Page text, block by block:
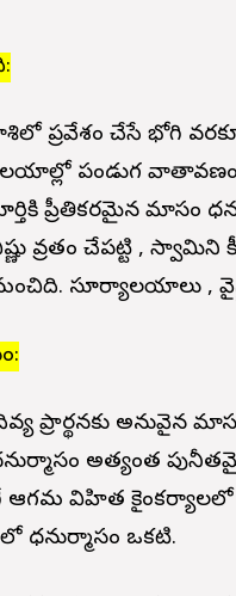
ప్రవేశం చేసే భోగి
పండుగ వాతావణం
ప్రీతికరమైన మాసం
వ్రతం చేపట్టి , స్వామిని
సూర్యాలయాలు ,
ప్రార్థనకు అనువైన
అత్యంత
విహిత కైంకర్యాలలో
ధనుర్మాసం ఒకటి.